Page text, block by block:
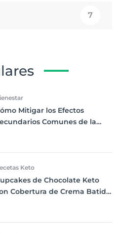
7
Mitigar los Efectos
Comunes de la
Keto
de Chocolate Keto
Cobertura de Crema Batida: